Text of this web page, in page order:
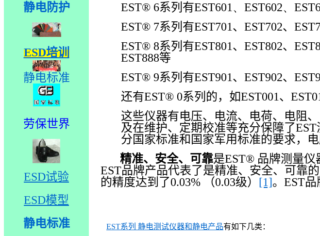
静电防护
ESD培训
静电标准
劳保世界
ESD试验
ESD模型
静电标准
EST® 6系列有EST601、EST602、
EST® 7系列有EST701、 EST702、
EST® 8系列有EST801、 EST802、
EST888等
EST® 9系列有EST901、 EST902、
还有EST® 0系列的，如EST001、
这些仪器有电压、电流、电荷、电阻
及在维护、定期校准等充分保障了EST
分国家标准和国家军用标准的要求，
精准、安全、可靠是EST® 品牌测量仪
EST品牌产品代表了是精准、安全、可靠的
的精度达到了0.03% （0.03级） [1]。 EST品
EST系列 静电测试仪器和静电产品有如下几类：